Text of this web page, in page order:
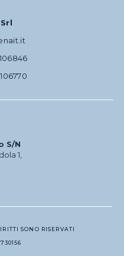
S/N
1,
SONO RISERVATI